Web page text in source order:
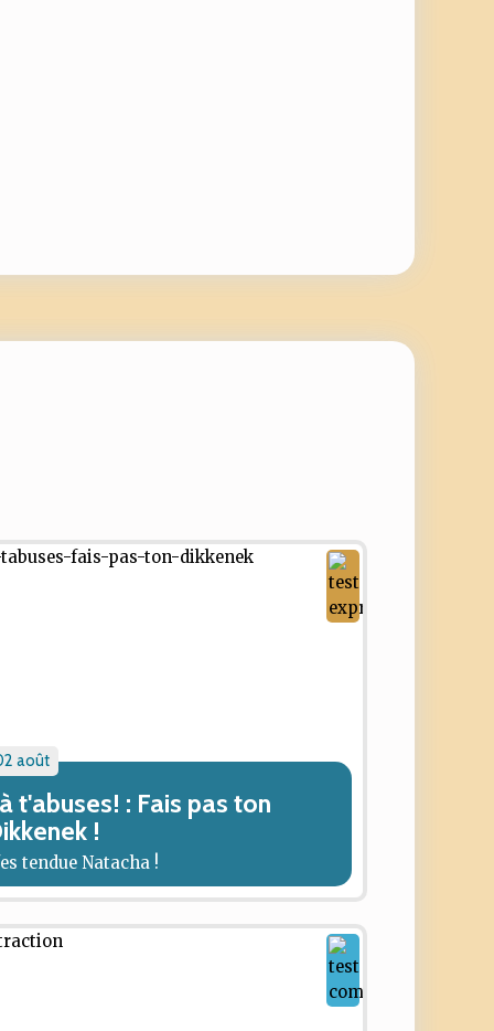
août
t'abuses! : Fais pas ton
!
tendue Natacha !